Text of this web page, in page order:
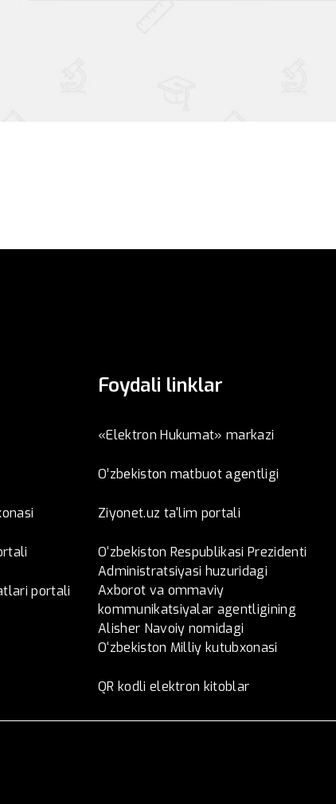
portali
Foydali linklar
«Elektron Hukumat» markazi
O’zbеkistоn mаtbuоt аgеntligi
Ziyonet.uz ta'lim portali
O‘zbekiston Respublikasi Prezidenti
Administratsiyasi huzuridagi
Axborot va ommaviy
kommunikatsiyalar agentligining
Alisher Navoiy nomidagi
O‘zbekiston Milliy kutubxonasi
QR kodli elektron kitoblar